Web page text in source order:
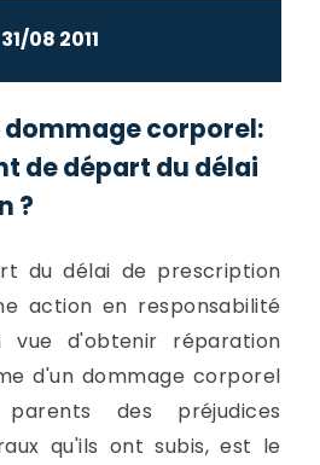
31/08 2011
dommage corporel:
de départ du délai
?
du délai de prescription
action en responsabilité
vue d'obtenir réparation
d'un dommage corporel
des préjudices
qu'ils ont subis, est le